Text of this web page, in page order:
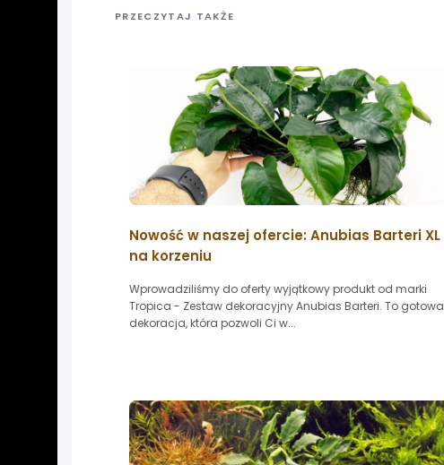
PRZECZYTAJ TAKŻE
Nowość w naszej ofercie: Anubias Barteri XL
na korzeniu
Wprowadziliśmy do oferty wyjątkowy produkt od marki
Tropica - Zestaw dekoracyjny Anubias Barteri. To gotowa
dekoracja, która pozwoli Ci w...